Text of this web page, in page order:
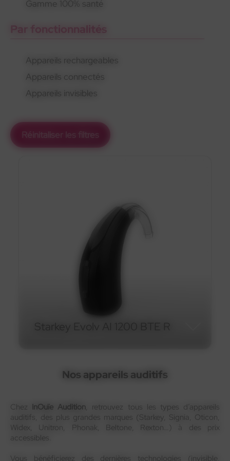
Gamme 100% santé
Par fonctionnalités
Appareils rechargeables
Appareils connectés
Appareils invisibles
Réinitaliser les filtres
Starkey Evolv AI 1200 BTE R
Starkey Evolv AI 1200 BTE
Nos appareils auditifs
Chez InOuïe Audition, retrouvez tous les types d’appareils
auditifs, des plus grandes marques (Starkey, Signia, Oticon,
Widex, Unitron, Phonak, Beltone, Rexton…) à des prix
accessibles.
Vous bénéficierez des dernières technologies (invisible,